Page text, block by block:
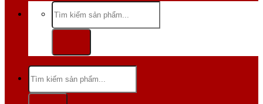
Tìm
kiếm:
Tìm
kiếm: